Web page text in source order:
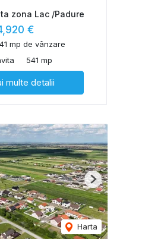
zona Lac /Padure
€
mp de vânzare
541 mp
multe detalii
Harta
Next